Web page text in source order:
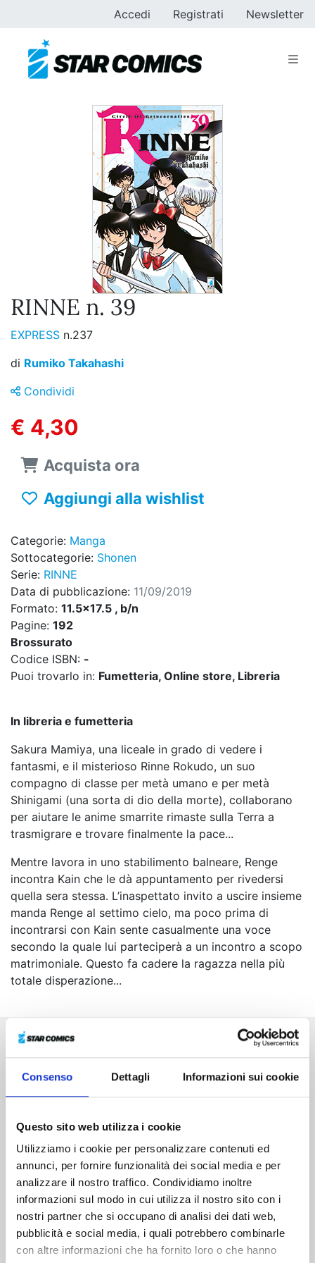
Consenso Dettagli Informazioni sui cookie
Questo sito web utilizza i cookie
Utilizziamo i cookie per personalizzare contenuti ed
annunci, per fornire funzionalità dei social media e per
analizzare il nostro traffico. Condividiamo inoltre
informazioni sul modo in cui utilizza il nostro sito con i
nostri partner che si occupano di analisi dei dati web,
pubblicità e social media, i quali potrebbero combinarle
con altre informazioni che ha fornito loro o che hanno
Accedi Registrati Newsletter
RINNE n. 39
EXPRESS n.237
di Rumiko Takahashi
Condividi
€ 4,30
Acquista ora
Aggiungi alla wishlist
Categorie: Manga
Sottocategorie: Shonen
Serie: RINNE
Data di pubblicazione: 11/09/2019
Formato: 11.5x17.5 , b/n
Pagine: 192
Brossurato
Codice ISBN: -
Puoi trovarlo in: Fumetteria, Online store, Libreria
In libreria e fumetteria
Sakura Mamiya, una liceale in grado di vedere i
fantasmi, e il misterioso Rinne Rokudo, un suo
compagno di classe per metà umano e per metà
Shinigami (una sorta di dio della morte), collaborano
per aiutare le anime smarrite rimaste sulla Terra a
trasmigrare e trovare finalmente la pace...
Mentre lavora in uno stabilimento balneare, Renge
incontra Kain che le dà appuntamento per rivedersi
quella sera stessa. L’inaspettato invito a uscire insieme
manda Renge al settimo cielo, ma poco prima di
incontrarsi con Kain sente casualmente una voce
secondo la quale lui parteciperà a un incontro a scopo
matrimoniale. Questo fa cadere la ragazza nella più
totale disperazione...
Altri volumi della serie